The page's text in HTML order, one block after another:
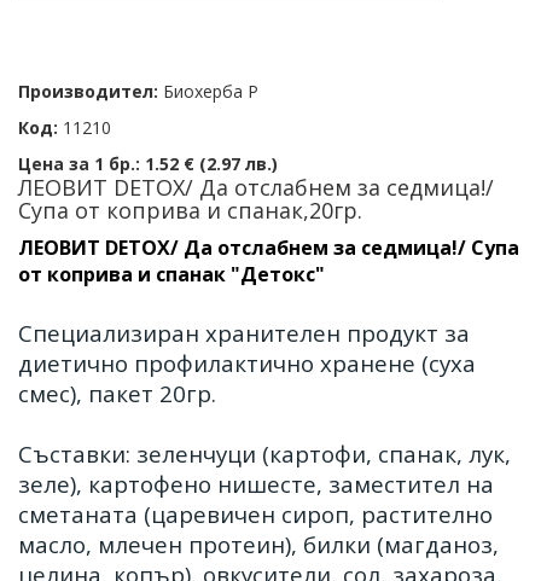
Производител: Биохерба Р
Код: 11210
Цена за 1 бр.: 1.52 € (2.97 лв.)
ЛЕОВИТ DETOX/ Да отслабнем за седмица!/
Супа от коприва и спанак,20гр.
ЛЕОВИТ DETOX/ Да отслабнем за седмица!/ Супа
от коприва и спанак "Детокс"
Специализиран хранителен продукт за
диетично профилактично хранене (суха
смес), пакет 20гр.
Съставки: зеленчуци (картофи, спанак, лук,
зеле), картофено нишесте, заместител на
сметаната (царевичен сироп, растително
масло, млечен протеин), билки (магданоз,
целина, копър), овкусители, сол, захароза,